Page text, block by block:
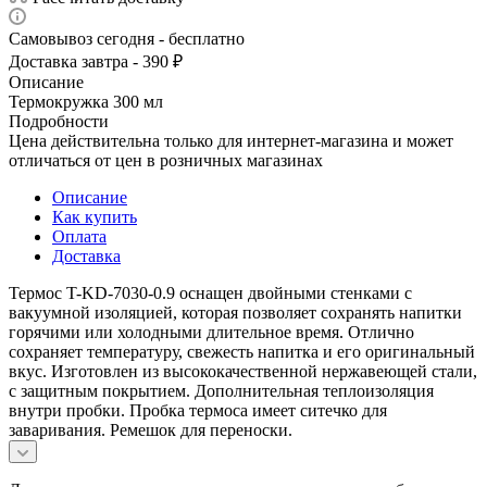
Самовывоз сегодня - бесплатно
Доставка завтра - 390 ₽
Описание
Термокружка 300 мл
Подробности
Цена действительна только для интернет-магазина и может
отличаться от цен в розничных магазинах
Описание
Как купить
Оплата
Доставка
Термос T-KD-7030-0.9 оснащен двойными стенками с
вакуумной изоляцией, которая позволяет сохранять напитки
горячими или холодными длительное время. Отлично
сохраняет температуру, свежесть напитка и его оригинальный
вкус. Изготовлен из высококачественной нержавеющей стали,
с защитным покрытием. Дополнительная теплоизоляция
внутри пробки. Пробка термоса имеет ситечко для
заваривания. Ремешок для переноски.